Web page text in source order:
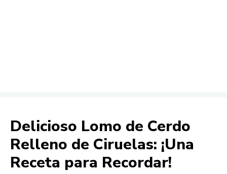
Delicioso Lomo de Cerdo
Relleno de Ciruelas: ¡Una
Receta para Recordar!